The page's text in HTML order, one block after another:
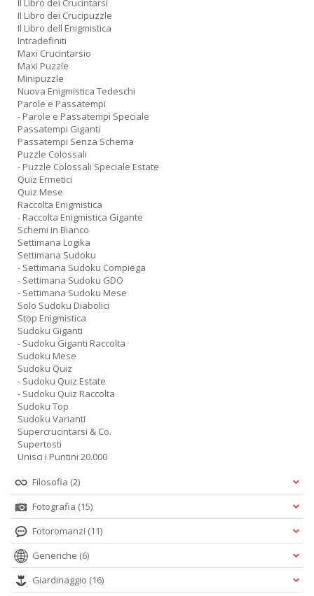
Il Libro dei Crucintarsi
Il Libro dei Crucipuzzle
Il Libro dell Enigmistica
Intradefiniti
Maxi Crucintarsio
Maxi Puzzle
Minipuzzle
Nuova Enigmistica Tedeschi
Parole e Passatempi
- Parole e Passatempi Speciale
Passatempi Giganti
Passatempi Senza Schema
Puzzle Colossali
- Puzzle Colossali Speciale Estate
Quiz Ermetici
Quiz Mese
Raccolta Enigmistica
- Raccolta Enigmistica Gigante
Schemi in Bianco
Settimana Logika
Settimana Sudoku
- Settimana Sudoku Compiega
- Settimana Sudoku GDO
- Settimana Sudoku Mese
Solo Sudoku Diabolici
Stop Enigmistica
Sudoku Giganti
- Sudoku Giganti Raccolta
Sudoku Mese
Sudoku Quiz
- Sudoku Quiz Estate
- Sudoku Quiz Raccolta
Sudoku Top
Sudoku Varianti
Supercrucintarsi & Co.
Supertosti
Unisci i Puntini 20.000
Filosofia (2)
Fotografia (15)
Fotoromanzi (11)
Generiche (6)
Giardinaggio (16)